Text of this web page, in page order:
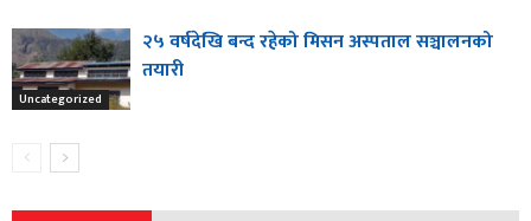
Uncategorized
२५ वर्षदेखि बन्द रहेको मिसन अस्पताल सञ्चालनको
तयारी